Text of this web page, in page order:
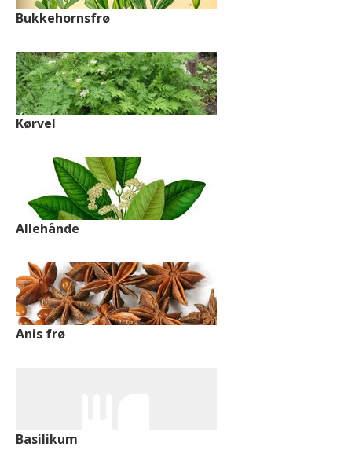
Bukkehornsfrø
Kørvel
Allehånde
Anis frø
Basilikum